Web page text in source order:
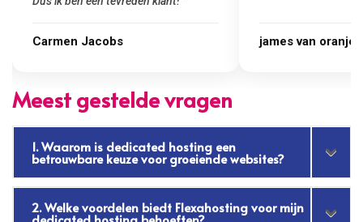
james van oranje Marcel Thijs
Meest gestelde vragen
1. Waarom is dedicated hosting een
betrouwbare keuze voor groeiende websites?
2. Welke voordelen biedt Flexahosting voor mijn